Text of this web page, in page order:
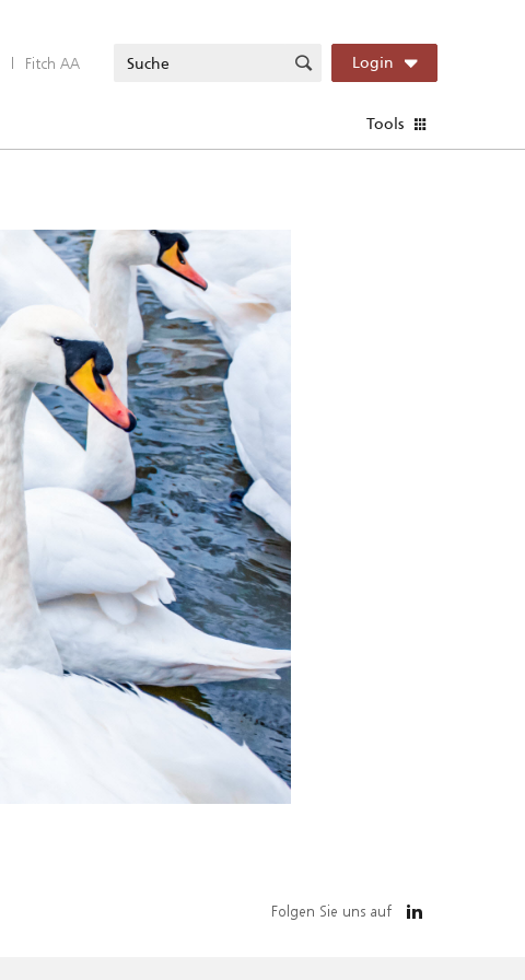
| Fitch AA Login
Tools
Folgen Sie uns auf